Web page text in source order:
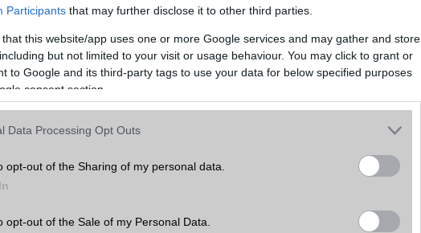
Participants that may further disclose it to other third parties.
that this website/app uses one or more Google services and may gather and store
but not limited to your visit or usage behaviour. You may click to grant or
to Google and its third-party tags to use your data for below specified purposes
consent section.
Data Processing Opt Outs
opt-out of the Sharing of my personal data.
opt-out of the Sale of my Personal Data.
Apple Watch Series 6vagy újabb,Apple Watch SE
11 vagy újabb. Az iPhone XS és XR modellek ezúttal kimaradnak.
amely a tavalyi watchOS 11-et futtatta, továbbra is kompatibilis a
kiemelt funkciók, mint a Wrist Flick, Live Translation, automatikus
az új smart actions az Üzenetekben, csakApple Watch Series 9, 10 vagy